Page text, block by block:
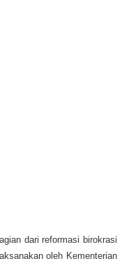
dari reformasi birokrasi
oleh Kementerian